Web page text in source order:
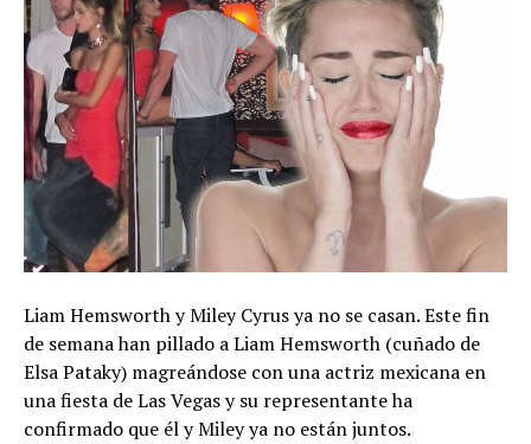
Liam Hemsworth y Miley Cyrus ya no se casan. Este fin
de semana han pillado a Liam Hemsworth (cuñado de
Elsa Pataky) magreándose con una actriz mexicana en
una fiesta de Las Vegas y su representante ha
confirmado que él y Miley ya no están juntos.